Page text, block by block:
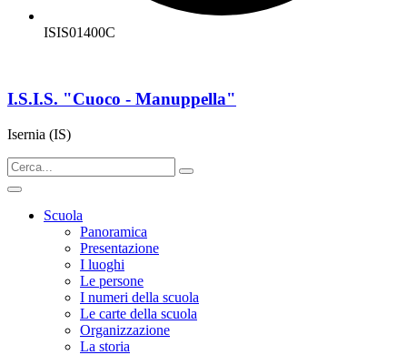
ISIS01400C
I.S.I.S. "Cuoco - Manuppella"
Isernia (IS)
Scuola
Panoramica
Presentazione
I luoghi
Le persone
I numeri della scuola
Le carte della scuola
Organizzazione
La storia